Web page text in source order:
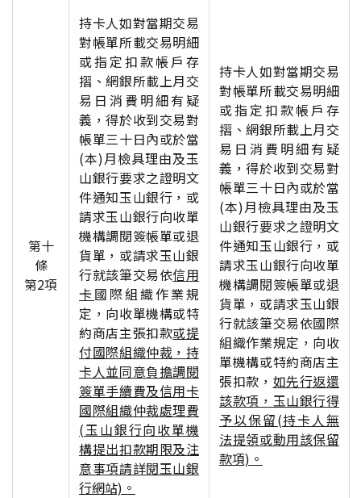
第十
條
第2項
持卡人如對當期交易
對帳單所載交易明細
或指定扣款帳戶存
摺、網銀所載上月交
易日消費明細有疑
義，得於收到交易對
帳單三十日內或於當
(本)月檢具理由及玉
山銀行要求之證明文
件通知玉山銀行，或
請求玉山銀行向收單
機構調閱簽帳單或退
貨單，或請求玉山銀
行就該筆交易依信用
卡 國際組織作業規
定，向收單機構或特
約商店主張扣款或提
付國際組織仲裁，持
卡人並同意負擔調閱
簽單手續費及信用卡
國際組織仲裁處理費
(玉山銀行向收單機
構提出扣款期限及注
意事項請詳閱玉山銀
行網站)。
持卡人如對當期交易
對帳單所載交易明細
或指定扣款帳戶存
摺、網銀所載上月交
易日消費明細有疑
義，得於收到交易對
帳單三十日內或於當
(本)月檢具理由及玉
山銀行要求之證明文
件通知玉山銀行，或
請求玉山銀行向收單
機構調閱簽帳單或退
貨單，或請求玉山銀
行就該筆交易依國際
組織作業規定，向收
單機構或特約商店主
張扣款， 如先行返還
該款項，玉山銀行得
予以保留(持卡人無
法提領或動用該保留
款項)。